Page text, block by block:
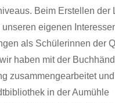
Beim Erstellen der
unseren eigenen
als Schülerinnen der
haben mit der
zusammengearbeitet
in der Aumühle